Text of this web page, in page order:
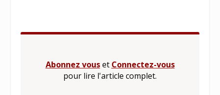
Abonnez vouset Connectez-vous
pour lire l'article complet.